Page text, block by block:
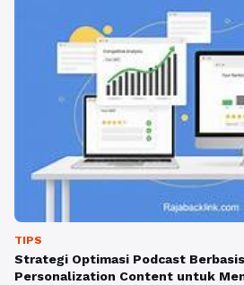
TIPS
Strategi Optimasi Podcast
Personalization Content untuk